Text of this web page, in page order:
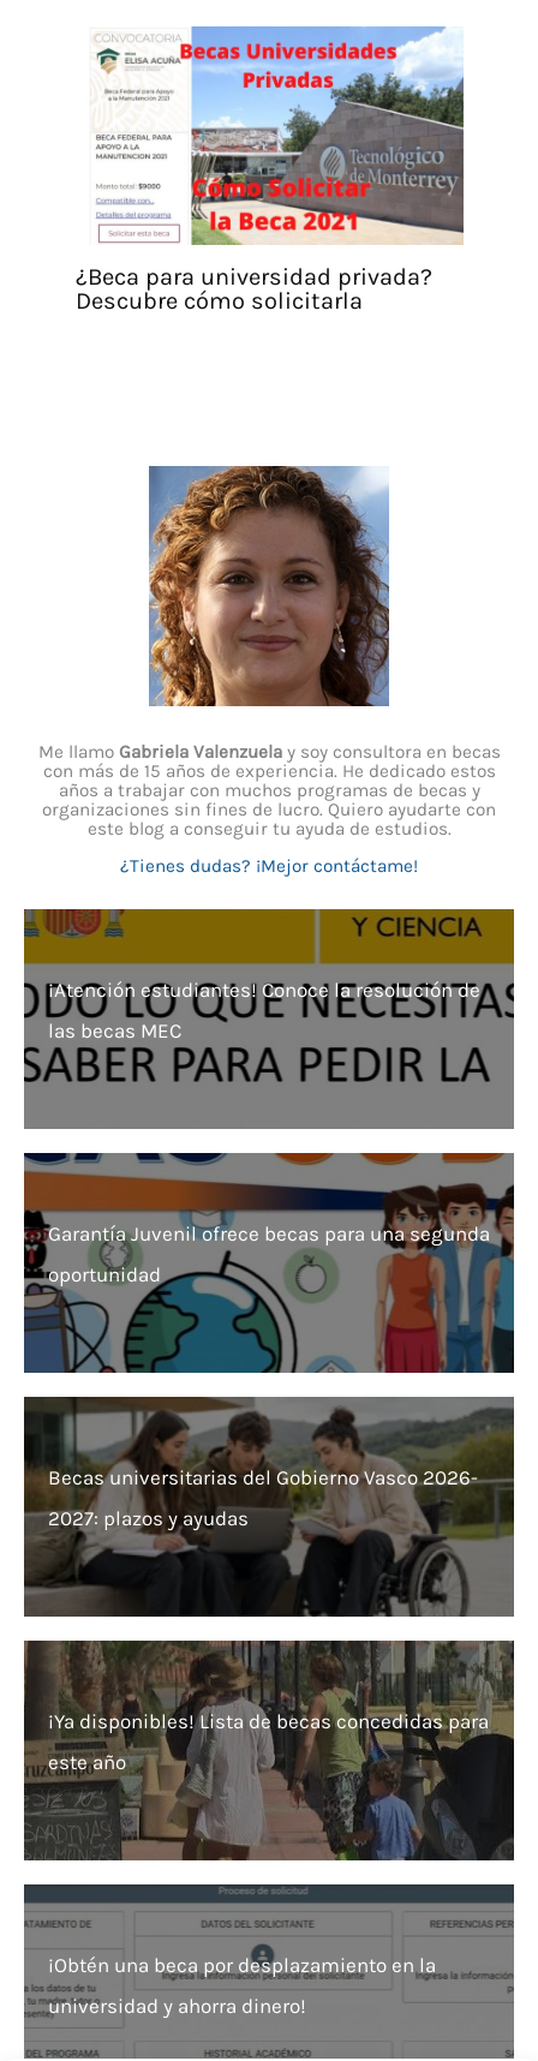
¿Beca para universidad privada?
Descubre cómo solicitarla
Me llamo Gabriela Valenzuelay soy consultora en becas
con más de 15 años de experiencia. He dedicado estos
años a trabajar con muchos programas de becas y
organizaciones sin fines de lucro. Quiero ayudarte con
este blog a conseguir tu ayuda de estudios.
¿Tienes dudas? ¡Mejor contáctame!
¡Atención estudiantes! Conoce la resolución de
las becas MEC
Garantía Juvenil ofrece becas para una segunda
oportunidad
Becas universitarias del Gobierno Vasco 2026-
2027: plazos y ayudas
¡Ya disponibles! Lista de becas concedidas para
este año
¡Obtén una beca por desplazamiento en la
universidad y ahorra dinero!